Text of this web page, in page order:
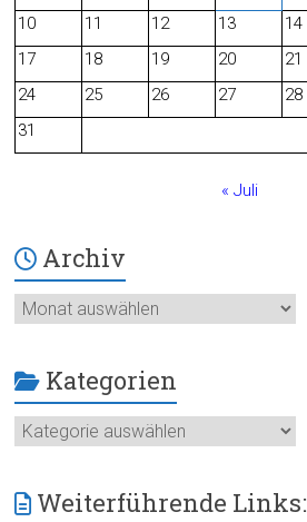
o
10
11 12 13 14
17
18 19 20 21
24
25 26 27 28
31
« Juli
Archiv
Archiv
Kategorien
Kategorien
Weiterführende Links: